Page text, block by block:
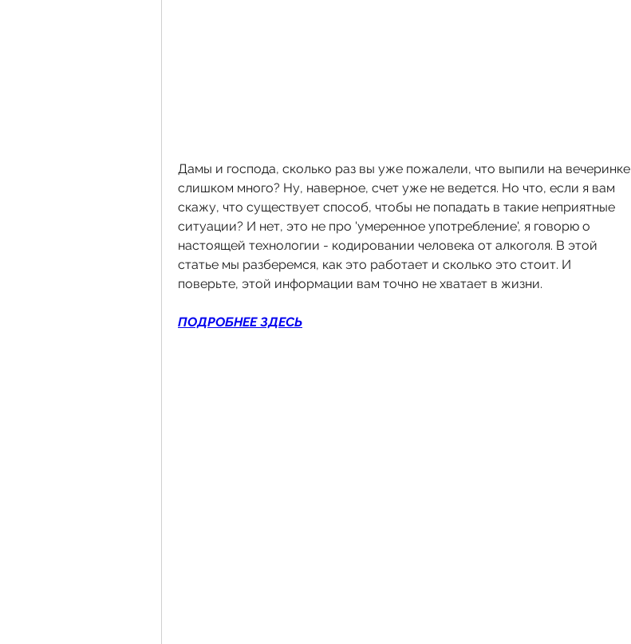
Дамы и господа, сколько раз вы уже пожалели, что выпили на вечеринке
слишком много? Ну, наверное, счет уже не ведется. Но что, если я вам
скажу, что существует способ, чтобы не попадать в такие неприятные
ситуации? И нет, это не про 'умеренное употребление', я говорю о
настоящей технологии - кодировании человека от алкоголя. В этой
статье мы разберемся, как это работает и сколько это стоит. И
поверьте, этой информации вам точно не хватает в жизни.
ПОДРОБНЕЕ ЗДЕСЬ